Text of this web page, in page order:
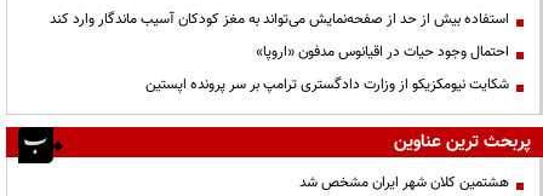
استفاده بیش از حد از صفحه‌نمایش می‌تواند به مغز کودکان آسیب ماندگار وارد کند
احتمال وجود حیات در اقیانوس مدفون «اروپا»
شکایت نیومکزیکو از وزارت دادگستری ترامپ بر سر پرونده اپستین
پربحث ترین عناوین
هشتمین کلان شهر ایران مشخص شد